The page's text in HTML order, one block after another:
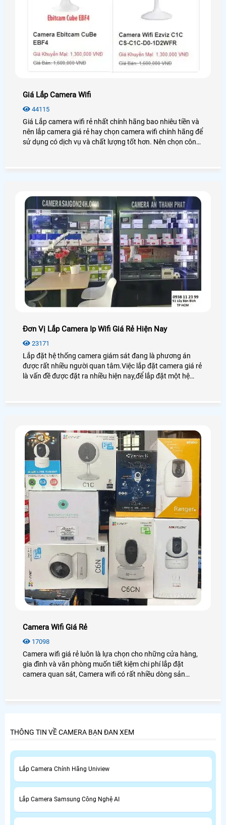
Giá Lắp Camera Wifi
44115
Giá Lắp camera wifi rẻ nhất chính hãng bao nhiêu tiền và
nên lắp camera giá rẻ hay chọn camera wifi chính hãng để
sử dụng có dịch vụ và chất lượng tốt hơn. Nên chọn công
Đơn Vị Lắp Camera Ip Wifi Giá Rẻ Hiện Nay
23171
Lắp đặt hệ thống camera giám sát đang là phương án
được rất nhiều người quan tâm.Việc lắp đặt camera giá rẻ
là vấn đề được đặt ra nhiều hiện nay,để lắp đặt một hệ
Camera Wifi Giá Rẻ
17098
Camera wifi giá rẻ luôn là lựa chọn cho những cửa hàng,
gia đình và văn phòng muốn tiết kiệm chi phí lắp đặt
camera quan sát, Camera wifi có rất nhiều dòng sản
với chi phí nhất
THÔNG TIN VỀ CAMERA BẠN ĐAN XEM
Lắp Camera Chính Hãng Uniview
Lắp Camera Samsung Công Nghệ AI